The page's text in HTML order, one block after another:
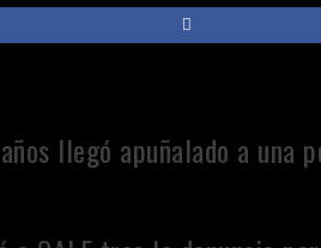
llegó apuñalado a una